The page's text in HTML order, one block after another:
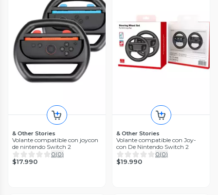
& Other Stories
Volante compatible con joycon
de nintendo Switch 2
0(0)
$17.990
& Other Stories
Volante compatible con Joy-
con De Nintendo Switch 2
0(0)
$19.990